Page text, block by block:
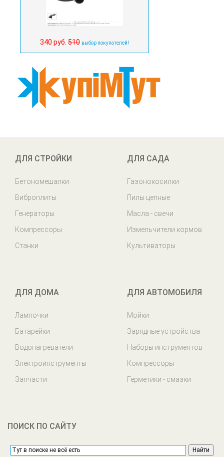
340 руб. 510 выбор покупателей!
ДЛЯ СТРОЙКИ
Бетономешалки
Виброплиты
Генераторы
Компрессоры
Станки
ДЛЯ САДА
Газонокосилки
Пилы цепные
Масла - свечи
Измельчители кормов
Культиваторы
ДЛЯ ДОМА
Лампочки
Батарейки
Водонагреватели
Электроинструменты
Запчасти
ДЛЯ АВТОМОБИЛЯ
Мойки
Зарядные устройства
Наборы инструментов
Компрессоры
Герметики - смазки
ПОИСК ПО САЙТУ